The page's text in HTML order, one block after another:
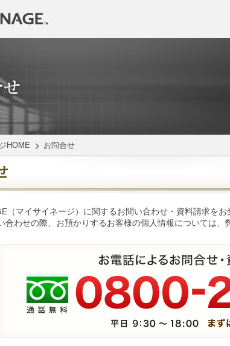
HOME お問合せ
（マイサイネージ）に関するお問い合わせ・資料請求をお
合わせの際、お預かりするお客様の個人情報については、